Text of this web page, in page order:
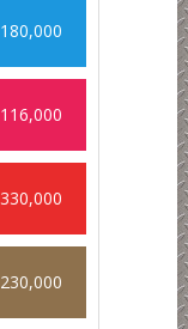
180,000
116,000
330,000
230,000